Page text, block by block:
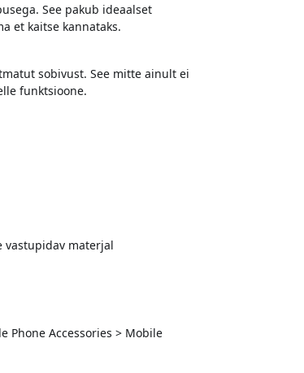
See pakub ideaalset
et kaitse kannataks.
sobivust. See mitte ainult ei
funktsioone.
vastupidav materjal
Phone Accessories > Mobile